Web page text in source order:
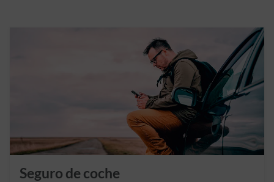
Seguro de coche